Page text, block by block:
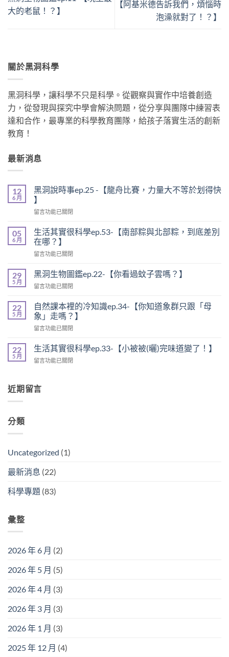
大的老鼠！？】
【阿基米德告訴我們，煩惱時
泡澡就對了！？】
關於黑洞科學
黑洞科學，讓科學不只是科學。從觀察與實作中培養創造
力，從發現與探究中學會解決問題，從分享與團隊中練習表
達和合作，最專業的科學教育團隊，給孩子落實生活的創新
教育！
最新消息
12
6 月
黑洞說時事ep.25 -【龍舟比賽，力量大不等於划得快
】
在
洞
說
時
事
-
舟
賽，
力
量
等
於
快
】〉
留言功能已關閉
05
6 月
生活其實很科學ep.53-【南部粽與北部粽，到底差別
在哪？】
在
活
其
實
科
學
【南
粽
與
粽，
到
留言功能已關閉
29
5 月
黑洞生物圖鑑ep.22-【你看過蚊子雲嗎？】
在
洞
生
物
圖
ep.22-
看
子
留言功能已關閉
22
5 月
自然課本裡的冷知識ep.34-【你知道象群只跟「母
象」走嗎？】
在
然
課
本
冷
群
只
跟
象」
留言功能已關閉
22
5 月
生活其實很科學ep.33-【小被被(曬)完味道變了！】
在
其
實
被
完
道
留言功能已關閉
近期留言
分類
Uncategorized (1)
最新消息 (22)
科學專題 (83)
彙整
2026 年 6 月 (2)
2026 年 5 月 (5)
2026 年 4 月 (3)
2026 年 3 月 (3)
2026 年 1 月 (3)
2025 年 12 月 (4)